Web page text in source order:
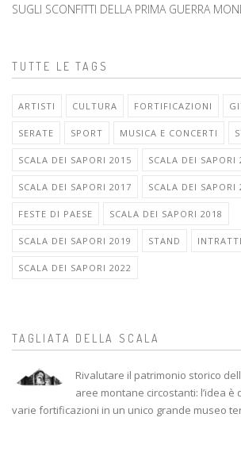
SUGLI SCONFITTI DELLA PRIMA GUERRA
TUTTE LE TAGS
ARTISTI CULTURA FORTIFICAZIONI
SERATE SPORT MUSICA E CONCERTI
SCALA DEI SAPORI 2015 SCALA DEI SAPORI
SCALA DEI SAPORI 2017 SCALA DEI SAPORI
FESTE DI PAESE SCALA DEI SAPORI 2018
SCALA DEI SAPORI 2019 STAND
SCALA DEI SAPORI 2022
TAGLIATA DELLA SCALA
Rivalutare il patrimonio storico
aree montane circostanti: l’idea è
varie fortificazioni in un unico grande museo